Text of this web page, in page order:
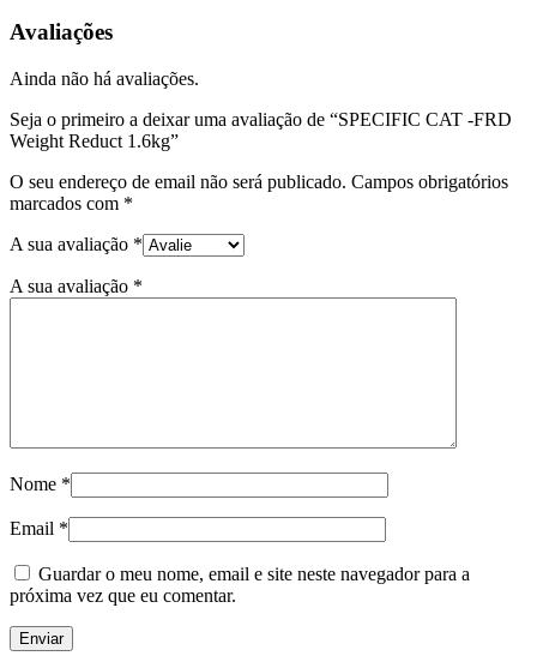
Avaliações
Ainda não há avaliações.
Seja o primeiro a deixar uma avaliação de “SPECIFIC CAT -FRD
Weight Reduct 1.6kg”
O seu endereço de email não será publicado. Campos obrigatórios
marcados com *
A sua avaliação *
A sua avaliação *
Nome *
Email *
Guardar o meu nome, email e site neste navegador para a
próxima vez que eu comentar.